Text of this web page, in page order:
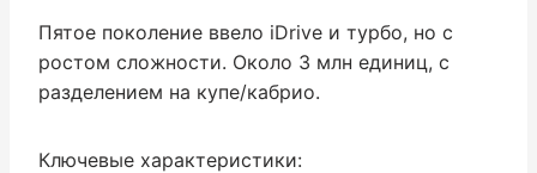
Пятое поколение ввело iDrive и турбо, но с
ростом сложности. Около 3 млн единиц, с
разделением на купе/кабрио.
Ключевые характеристики: